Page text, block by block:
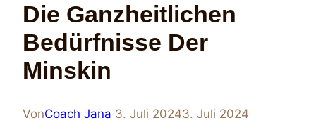
Die Ganzheitlichen
Bedürfnisse Der
Minskin
VonCoach Jana 3. Juli 20243. Juli 2024